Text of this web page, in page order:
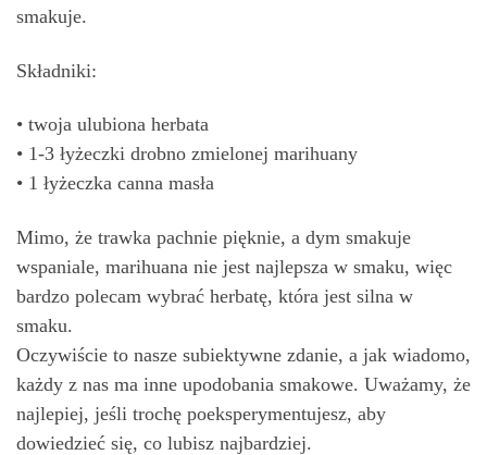
smakuje.
Składniki:
• twoja ulubiona herbata
• 1-3 łyżeczki drobno zmielonej marihuany
• 1 łyżeczka canna masła
Mimo, że trawka pachnie pięknie, a dym smakuje
wspaniale, marihuana nie jest najlepsza w smaku, więc
bardzo polecam wybrać herbatę, która jest silna w
smaku.
Oczywiście to nasze subiektywne zdanie, a jak wiadomo,
każdy z nas ma inne upodobania smakowe. Uważamy, że
najlepiej, jeśli trochę poeksperymentujesz, aby
dowiedzieć się, co lubisz najbardziej.